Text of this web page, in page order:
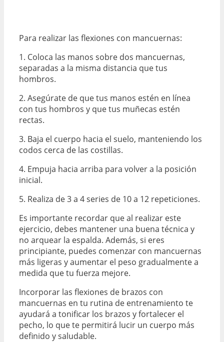
Para realizar las flexiones con mancuernas:
1. Coloca las manos sobre dos mancuernas,
separadas a la misma distancia que tus
hombros.
2. Asegúrate de que tus manos estén en línea
con tus hombros y que tus muñecas estén
rectas.
3. Baja el cuerpo hacia el suelo, manteniendo los
codos cerca de las costillas.
4. Empuja hacia arriba para volver a la posición
inicial.
5. Realiza de 3 a 4 series de 10 a 12 repeticiones.
Es importante recordar que al realizar este
ejercicio, debes mantener una buena técnica y
no arquear la espalda. Además, si eres
principiante, puedes comenzar con mancuernas
más ligeras y aumentar el peso gradualmente a
medida que tu fuerza mejore.
Incorporar las flexiones de brazos con
mancuernas en tu rutina de entrenamiento te
ayudará a tonificar los brazos y fortalecer el
pecho, lo que te permitirá lucir un cuerpo más
definido y saludable.